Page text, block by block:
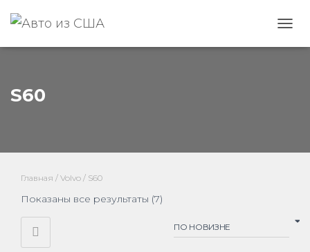
S60
Главная / Volvo / S60
Показаны все результаты (7)
недавние